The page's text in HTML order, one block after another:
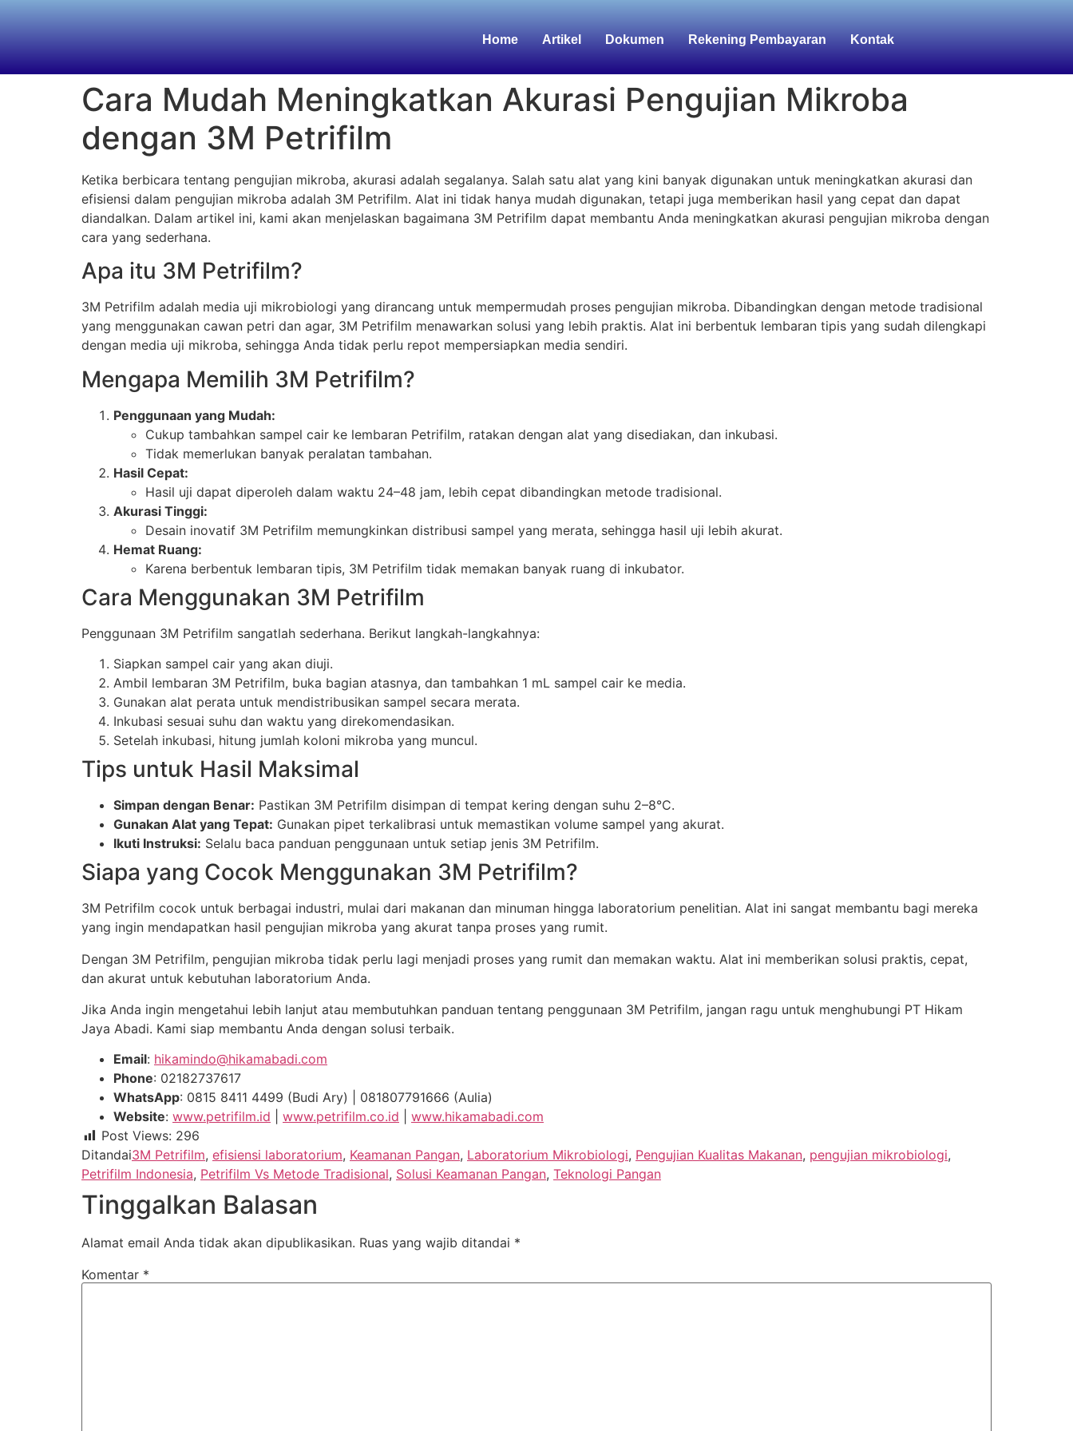
Home Artikel Dokumen Rekening Pembayaran Kontak
Cara Mudah Meningkatkan Akurasi Pengujian Mikroba
dengan 3M Petrifilm
Ketika berbicara tentang pengujian mikroba, akurasi adalah segalanya. Salah satu alat yang kini banyak digunakan untuk meningkatkan akurasi dan
efisiensi dalam pengujian mikroba adalah 3M Petrifilm. Alat ini tidak hanya mudah digunakan, tetapi juga memberikan hasil yang cepat dan dapat
diandalkan. Dalam artikel ini, kami akan menjelaskan bagaimana 3M Petrifilm dapat membantu Anda meningkatkan akurasi pengujian mikroba dengan
cara yang sederhana.
Apa itu 3M Petrifilm?
3M Petrifilm adalah media uji mikrobiologi yang dirancang untuk mempermudah proses pengujian mikroba. Dibandingkan dengan metode tradisional
yang menggunakan cawan petri dan agar, 3M Petrifilm menawarkan solusi yang lebih praktis. Alat ini berbentuk lembaran tipis yang sudah dilengkapi
dengan media uji mikroba, sehingga Anda tidak perlu repot mempersiapkan media sendiri.
Mengapa Memilih 3M Petrifilm?
Penggunaan yang Mudah:
Cukup tambahkan sampel cair ke lembaran Petrifilm, ratakan dengan alat yang disediakan, dan inkubasi.
Tidak memerlukan banyak peralatan tambahan.
Hasil Cepat:
Hasil uji dapat diperoleh dalam waktu 24–48 jam, lebih cepat dibandingkan metode tradisional.
Akurasi Tinggi:
Desain inovatif 3M Petrifilm memungkinkan distribusi sampel yang merata, sehingga hasil uji lebih akurat.
Hemat Ruang:
Karena berbentuk lembaran tipis, 3M Petrifilm tidak memakan banyak ruang di inkubator.
Cara Menggunakan 3M Petrifilm
Penggunaan 3M Petrifilm sangatlah sederhana. Berikut langkah-langkahnya:
Siapkan sampel cair yang akan diuji.
Ambil lembaran 3M Petrifilm, buka bagian atasnya, dan tambahkan 1 mL sampel cair ke media.
Gunakan alat perata untuk mendistribusikan sampel secara merata.
Inkubasi sesuai suhu dan waktu yang direkomendasikan.
Setelah inkubasi, hitung jumlah koloni mikroba yang muncul.
Tips untuk Hasil Maksimal
Simpan dengan Benar: Pastikan 3M Petrifilm disimpan di tempat kering dengan suhu 2–8°C.
Gunakan Alat yang Tepat: Gunakan pipet terkalibrasi untuk memastikan volume sampel yang akurat.
Ikuti Instruksi: Selalu baca panduan penggunaan untuk setiap jenis 3M Petrifilm.
Siapa yang Cocok Menggunakan 3M Petrifilm?
3M Petrifilm cocok untuk berbagai industri, mulai dari makanan dan minuman hingga laboratorium penelitian. Alat ini sangat membantu bagi mereka
yang ingin mendapatkan hasil pengujian mikroba yang akurat tanpa proses yang rumit.
Dengan 3M Petrifilm, pengujian mikroba tidak perlu lagi menjadi proses yang rumit dan memakan waktu. Alat ini memberikan solusi praktis, cepat,
dan akurat untuk kebutuhan laboratorium Anda.
Jika Anda ingin mengetahui lebih lanjut atau membutuhkan panduan tentang penggunaan 3M Petrifilm, jangan ragu untuk menghubungi PT Hikam
Jaya Abadi. Kami siap membantu Anda dengan solusi terbaik.
Email: hikamindo@hikamabadi.com
Phone: 02182737617
WhatsApp: 0815 8411 4499 (Budi Ary) | 081807791666 (Aulia)
Website: www.petrifilm.id www.petrifilm.co.id
www.hikamabadi.com
Post Views: 296
Ditandai3M Petrifilm, efisiensi laboratorium, Keamanan Pangan, Laboratorium Mikrobiologi, Pengujian Kualitas Makanan, pengujian mikrobiologi,
Petrifilm Indonesia, Petrifilm Vs Metode Tradisional, Solusi Keamanan Pangan, Teknologi Pangan
Tinggalkan Balasan
Alamat email Anda tidak akan dipublikasikan. Ruas yang wajib ditandai *
Komentar *